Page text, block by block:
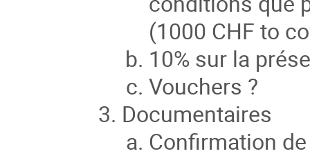
(1000 CHF to
10% sur la
Vouchers ?
Documentaires
Confirmation